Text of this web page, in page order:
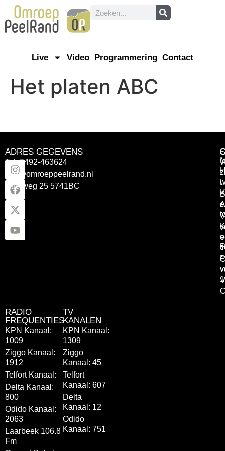
Live Video Programmering Contact
Het platen ABC
ADRES GEGEVENS
Tel: 0492-463624
info@omroeppeelrand.nl
Otterweg 25 5741BC
RADIO
FREQUENTIES
KPN Kanaal:
1009
Ziggo Kanaal:
1912
Telfort Kanaal:
Delta Kanaal:
800
Odido Kanaal:
2063
Laarbeek 106.8
Fm
TV
KANALEN
KPN Kanaal:
1309
Ziggo
Kanaal: 45
Telfort
Kanaal: 607
Delta
Kanaal: 12
Odido
Kanaal: 751